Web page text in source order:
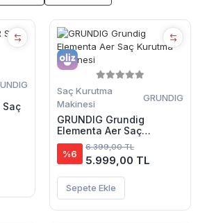
Saç
Saç Kurutma
Makinesi
GRUNDIG
GRUNDIG Grundig
Elementa Aer Saç
Kurutma Makinesi
%6
6.399,00 TL
5.999,00 TL
Sepete Ekle